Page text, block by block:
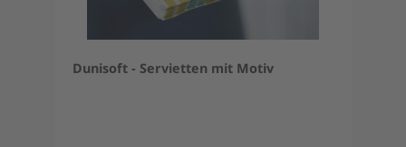
Dunisoft - Servietten mit Motiv